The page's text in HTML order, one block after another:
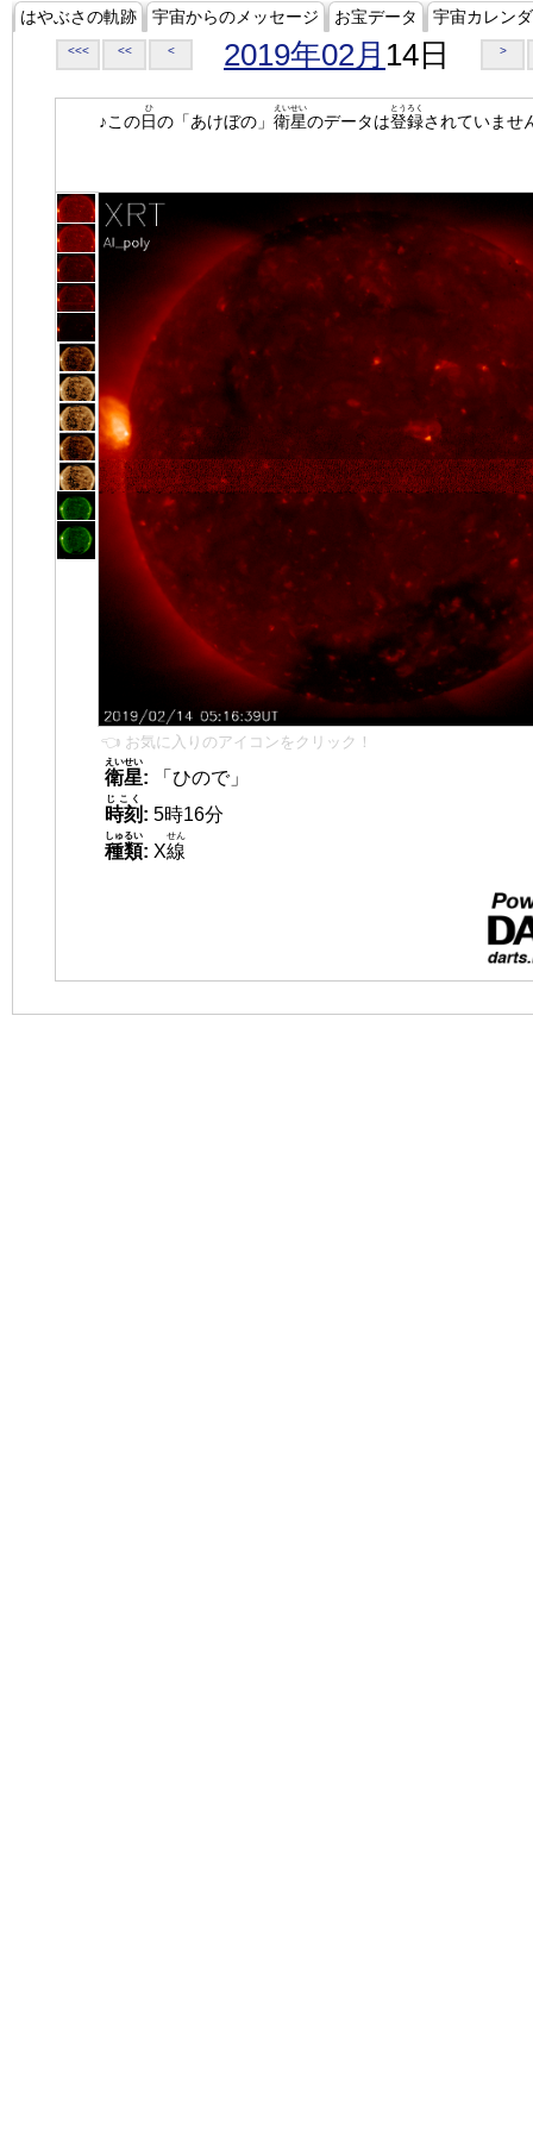
はやぶさの軌跡 宇宙からのメッセージ お宝データ 宇宙カレン
<<< << < 2019年02月 14日 >
♪この日
ひ
の「あけぼの」 衛星
えいせい
のデータは登録
とうろく
されていませ
👈 お気に入りのアイコンをクリック！
衛星
えいせい
:
「ひので」
時刻
じこく
: 5時16分
種類
しゅるい
: X線
せん